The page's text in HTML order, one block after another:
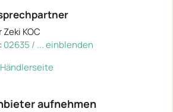
Zeki KOC
02635 / ... einblenden
aufnehmen